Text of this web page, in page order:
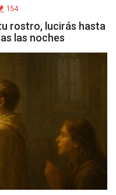
154
rostro, lucirás hasta
las noches